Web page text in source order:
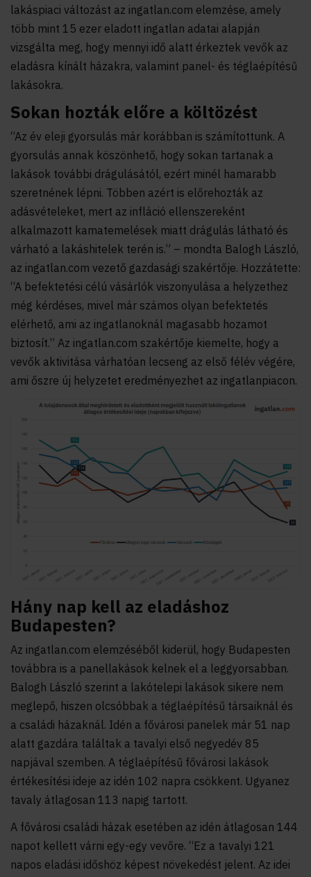
lakáspiaci változást az ingatlan.com elemzése, amely
több mint 15 ezer eladott ingatlan adatai alapján
vizsgálta meg, hogy mennyi idő alatt érkeztek vevők az
eladásra kínált házakra, valamint panel- és téglaépítésű
lakásokra.
Sokan hozták előre a költözést
“Az év eleji gyorsulás már korábban is számítottunk. A
gyorsulás annak köszönhető, hogy sokan tartanak a
lakások további drágulásától, ezért minél hamarabb
szeretnének lépni. Többen azért is előrehozták az
adásvételeket, mert az infláció ellenszereként
alkalmazott kamatemelések miatt drágulás látható és
várható a lakáshitelek terén is.” – mondta Balogh László,
az ingatlan.com vezető gazdasági szakértője. Hozzátette:
“A befektetési célú vásárlók viszonyulása a helyzethez
még kérdéses, mivel már számos olyan befektetés
elérhető, ami az ingatlanoknál magasabb hozamot
biztosít.” Az ingatlan.com szakértője kiemelte, hogy a
vevők aktivitása várhatóan lecseng az első félév végére,
ami őszre új helyzetet eredményezhet az ingatlanpiacon.
Hány nap kell az eladáshoz
Budapesten?
Az ingatlan.com elemzéséből kiderül, hogy Budapesten
továbbra is a panellakások kelnek el a leggyorsabban.
Balogh László szerint a lakótelepi lakások sikere nem
meglepő, hiszen olcsóbbak a téglaépítésű társaiknál és
a családi házaknál. Idén a fővárosi panelek már 51 nap
alatt gazdára találtak a tavalyi első negyedév 85
napjával szemben. A téglaépítésű fővárosi lakások
értékesítési ideje az idén 102 napra csökkent. Ugyanez
tavaly átlagosan 113 napig tartott.
A fővárosi családi házak esetében az idén átlagosan 144
napot kellett várni egy-egy vevőre. “Ez a tavalyi 121
napos eladási időshöz képest növekedést jelent. Az idei